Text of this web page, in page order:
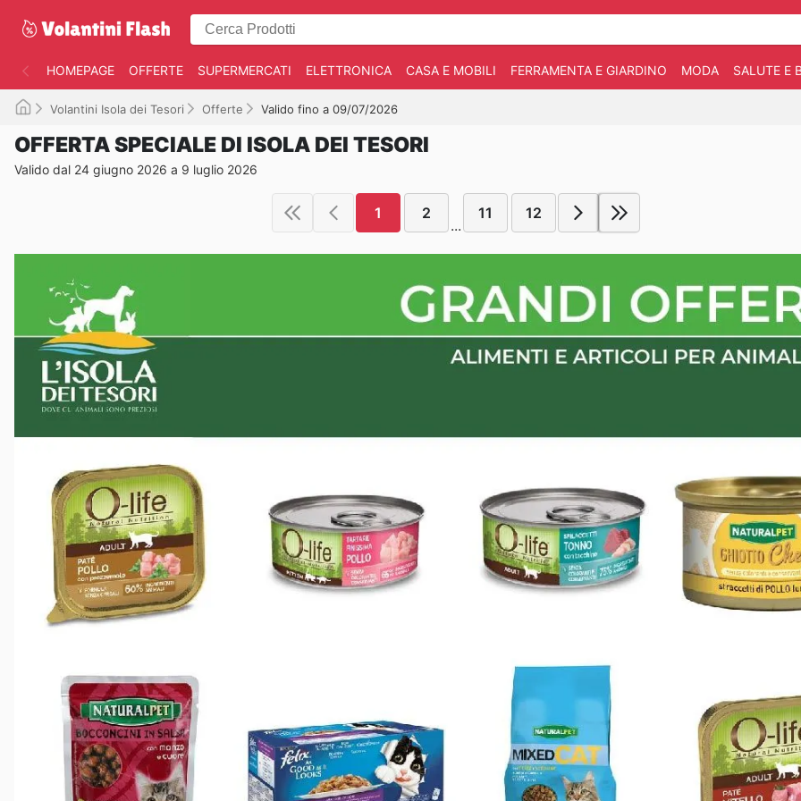
HOMEPAGE OFFERTE SUPERMERCATI ELETTRONICA CASA E MOBILI FERRAMENTA E GIARDINO MODA SALUTE E
Volantini Isola dei Tesori Offerte Valido fino a 09/07/2026
OFFERTA SPECIALE DI ISOLA DEI TESORI
Valido dal 24 giugno 2026 a 9 luglio 2026
1 2
...
11 12